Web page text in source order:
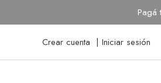
Crear cuenta Iniciar sesión